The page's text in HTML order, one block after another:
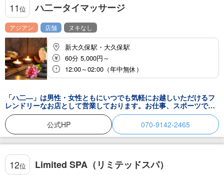
11位 ハ二ータイマッサージ
アジアン 店舗 ヌキなし
新大久保駅・大久保駅
60分 5,000円～
12:00～02:00（年中無休）
「ハ二―」は男性・女性ともにいつでも気軽にお越しいただけるフ
レンドリーなお店として営業しております。お仕事、スポーツでお
疲れの際、または買い物などで新大久保、大久保へお立ち寄りの際
は、ぜひタイ古式マッサージ本場のタイ人女性セラピストによる極
上の癒しをお求めにお越しくださいませ。新大久保、大久保駅北口
から徒歩３分の立地でアクセス抜群の駅前マッサージ店です。仕事
帰りにタイ古式マッサージで日々の疲れを癒してみてはいかがでし
ょうか。お昼正午から深夜２時まで営業し、2つの個室をご用意して
おり、シャワー室も備えております。WIFI完備、携帯充電可、ドリ
ンクサービスもございます。
公式HP 070-9142-2465
12位 Limited SPA（リミテッドスパ）